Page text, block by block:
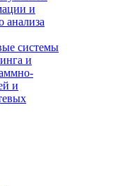
и
анализа
системы
и
и